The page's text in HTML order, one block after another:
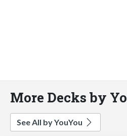
More Decks by
See All by YouYou